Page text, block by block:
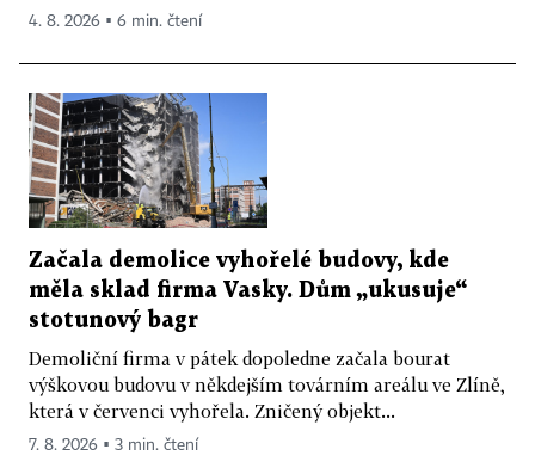
4. 8. 2026 ▪ 6 min. čtení
Začala demolice vyhořelé budovy, kde
měla sklad firma Vasky. Dům „ukusuje“
stotunový bagr
Demoliční firma v pátek dopoledne začala bourat
výškovou budovu v někdejším továrním areálu ve Zlíně,
která v červenci vyhořela. Zničený objekt...
7. 8. 2026 ▪ 3 min. čtení